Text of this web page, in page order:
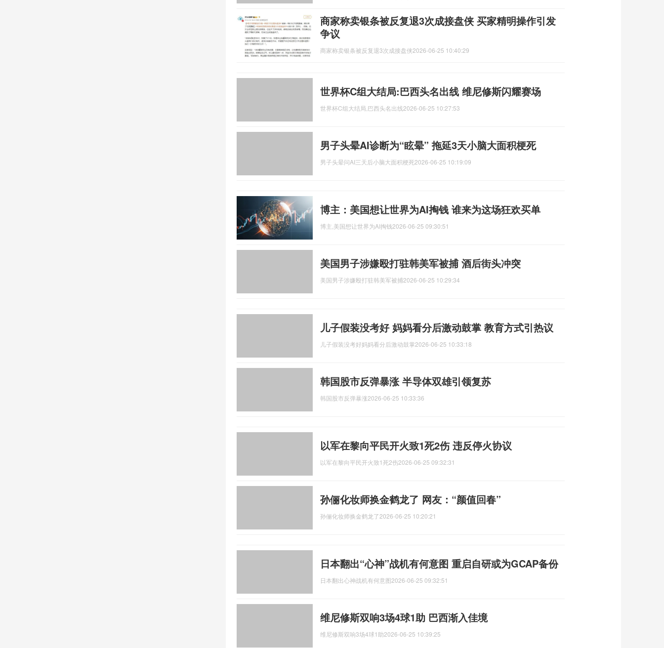
商家称卖银条被反复退3次成接盘侠 买家精明操作引发
争议
商家称卖银条被反复退3次成接盘侠2026-06-25 10:40:29
世界杯C组大结局:巴西头名出线 维尼修斯闪耀赛场
世界杯C组大结局,巴西头名出线2026-06-25 10:27:53
男子头晕AI诊断为“眩晕” 拖延3天小脑大面积梗死
男子头晕问AI三天后小脑大面积梗死2026-06-25 10:19:09
博主：美国想让世界为AI掏钱 谁来为这场狂欢买单
博主,美国想让世界为AI掏钱2026-06-25 09:30:51
美国男子涉嫌殴打驻韩美军被捕 酒后街头冲突
美国男子涉嫌殴打驻韩美军被捕2026-06-25 10:29:34
儿子假装没考好 妈妈看分后激动鼓掌 教育方式引热议
儿子假装没考好妈妈看分后激动鼓掌2026-06-25 10:33:18
韩国股市反弹暴涨 半导体双雄引领复苏
韩国股市反弹暴涨2026-06-25 10:33:36
以军在黎向平民开火致1死2伤 违反停火协议
以军在黎向平民开火致1死2伤2026-06-25 09:32:31
孙俪化妆师换金鹤龙了 网友：“颜值回春”
孙俪化妆师换金鹤龙了2026-06-25 10:20:21
日本翻出“心神”战机有何意图 重启自研或为GCAP备份
日本翻出心神战机有何意图2026-06-25 09:32:51
维尼修斯双响3场4球1助 巴西渐入佳境
维尼修斯双响3场4球1助2026-06-25 10:39:25